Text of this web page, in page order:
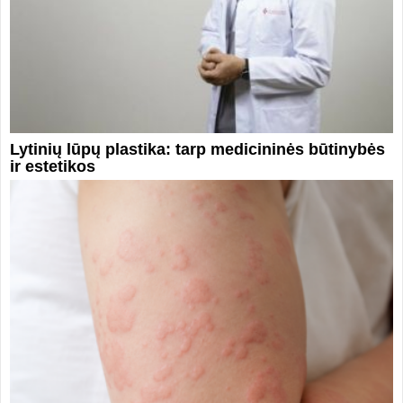
Lytinių lūpų plastika: tarp medicininės būtinybės
ir estetikos